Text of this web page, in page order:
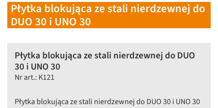
Płytka blokująca ze stali nierdzewnej do
DUO 30 i UNO 30
Płytka blokująca ze stali nierdzewnej do DUO
30 i UNO 30
Nr art.: K121
Płytka blokująca ze stali nierdzewnej do DUO 30 i UNO 30